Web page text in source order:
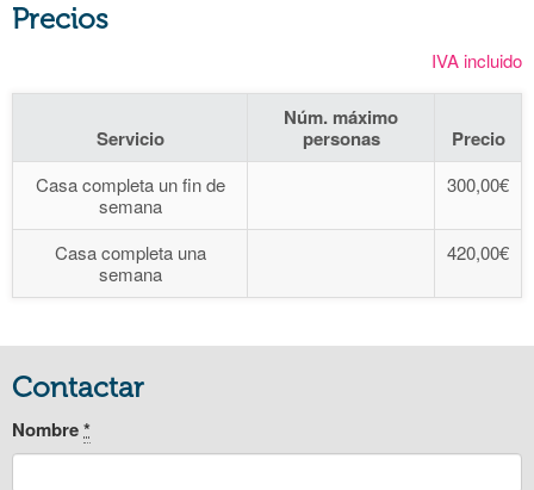
Precios
IVA incluido
Servicio
Núm. máximo
personas
Precio
Casa completa un fin de
semana
300,00€
Casa completa una
semana
420,00€
Contactar
Nombre*